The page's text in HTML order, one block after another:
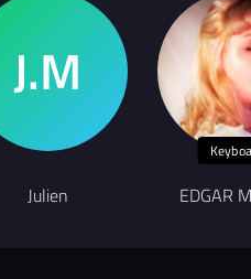
Julien EDGAR